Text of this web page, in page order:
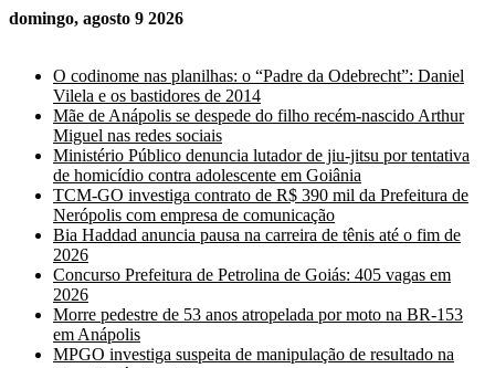
domingo, agosto 9 2026
O codinome nas planilhas: o “Padre da Odebrecht”: Daniel
Vilela e os bastidores de 2014
Mãe de Anápolis se despede do filho recém-nascido Arthur
Miguel nas redes sociais
Ministério Público denuncia lutador de jiu-jitsu por tentativa
de homicídio contra adolescente em Goiânia
TCM-GO investiga contrato de R$ 390 mil da Prefeitura de
Nerópolis com empresa de comunicação
Bia Haddad anuncia pausa na carreira de tênis até o fim de
2026
Concurso Prefeitura de Petrolina de Goiás: 405 vagas em
2026
Morre pedestre de 53 anos atropelada por moto na BR-153
em Anápolis
MPGO investiga suspeita de manipulação de resultado na